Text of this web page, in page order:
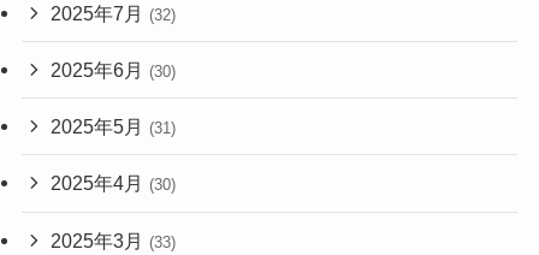
2025年7月 (32)
2025年6月 (30)
2025年5月 (31)
2025年4月 (30)
2025年3月 (33)